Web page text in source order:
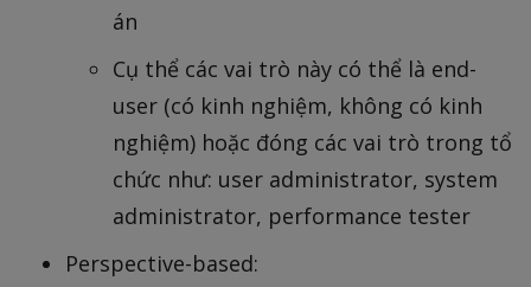
án
Cụ thể các vai trò này có thể là end-
user (có kinh nghiệm, không có kinh
nghiệm) hoặc đóng các vai trò trong tổ
chức như: user administrator, system
administrator, performance tester
Perspective-based: